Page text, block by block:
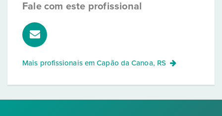
Fale com este profissional
Mais profissionais emCapão da Canoa, RS